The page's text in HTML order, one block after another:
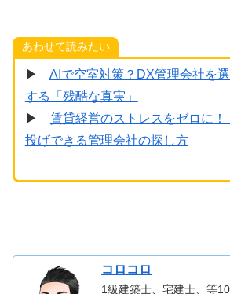
あわせて読みたい
▶ AIで空室対策？DX管理会社を
する「残酷な真実」
▶ 賃貸経営のストレスをゼロに
投げできる管理会社の探し方
コロコロ
1級建築士、宅建士、等